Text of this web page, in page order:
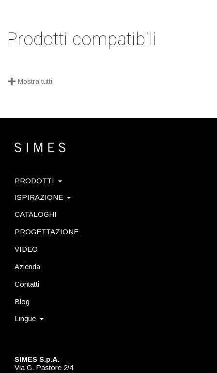
Prodotti compatibili
+ Mostra tutti
SIMES S.p.A.
Via G. Pastore 2/4
PRODOTTI
ISPIRAZIONE
CATALOGHI
PROGETTAZIONE
VIDEO
Azienda
Contatti
Blog
Lingue